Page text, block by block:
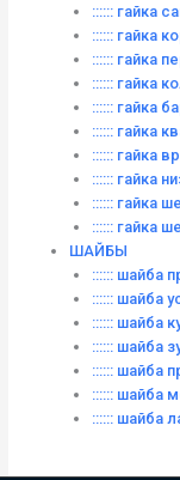
:::::: гайка
:::::: гайка
:::::: гайка
:::::: гайка
:::::: гайка
:::::: гайка
:::::: гайка
:::::: гайка
:::::: гайка
:::::: гайка
ШАЙБЫ
:::::: шайба
:::::: шайба
:::::: шайба
:::::: шайба
:::::: шайба
:::::: шайба
:::::: шайба